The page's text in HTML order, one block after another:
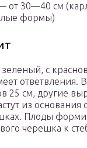
от 30—40 см
формы)
с
ответвления.
25 см, другие
из основания
Плоды
черешка к